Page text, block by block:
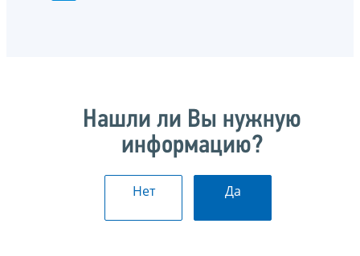
Нашли ли Вы нужную
информацию?
Нет Да